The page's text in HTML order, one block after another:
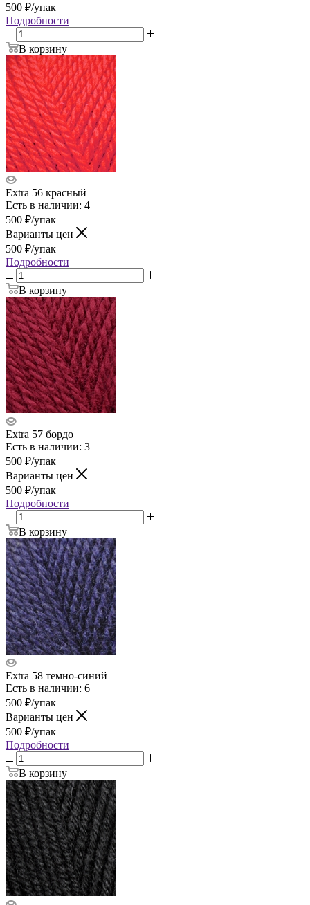
500 ₽/упак
Подробности
В корзину
Extra 56 красный
Есть в наличии: 4
500 ₽/упак
Варианты цен
500 ₽/упак
Подробности
В корзину
Extra 57 бордо
Есть в наличии: 3
500 ₽/упак
Варианты цен
500 ₽/упак
Подробности
В корзину
Extra 58 темно-синий
Есть в наличии: 6
500 ₽/упак
Варианты цен
500 ₽/упак
Подробности
В корзину